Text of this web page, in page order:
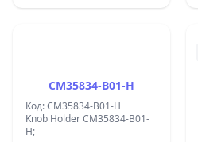
CM35834-B01-H
Код: CM35834-B01-H
Knob Holder CM35834-B01-
H;